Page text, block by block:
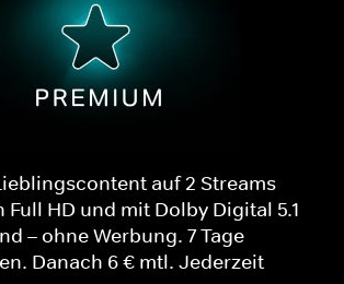
auf 2 Streams
HD und mit Dolby Digital 5.1
– ohne Werbung. 7 Tage
Danach 6 € mtl. Jederzeit